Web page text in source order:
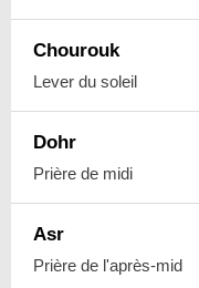
Chourouk
Lever du soleil
Dohr
Prière de midi
Asr
Prière de l'après-mid